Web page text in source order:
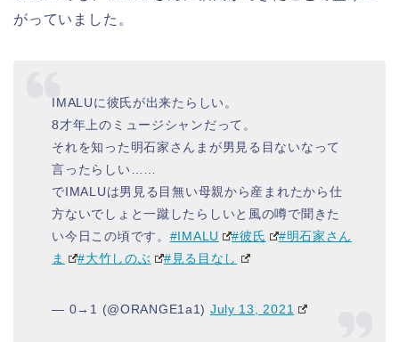
がっていました。
IMALUに彼氏が出来たらしい。
8才年上のミュージシャンだって。
それを知った明石家さんまが男見る目ないなって
言ったらしい……
でIMALUは男見る目無い母親から産まれたから仕
方ないでしょと一蹴したらしいと風の噂で聞きた
い今日この頃です。 #IMALU #彼氏
#明石家さん
ま
#大竹しのぶ #見る目なし
— 0→1 (@ORANGE1a1) July 13, 2021